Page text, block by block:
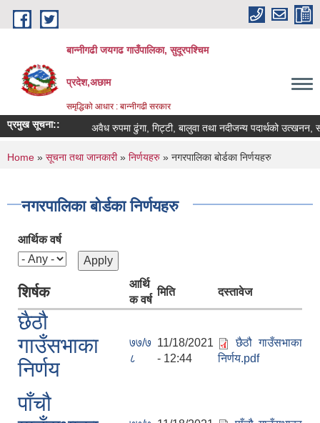
Skip to main content
बान्नीगढी जयगढ गाउँपालिका, सुदूरपश्चिम
प्रदेश,अछाम
समृद्धिको आधार : बान्नीगढी सरकार
प्रमुख सूचना:: अवैध रुपमा ढुंगा, गिट्टी, बालुवा तथा नदीजन्य पदार्थको
You are here
Home » सूचना तथा जानकारी» निर्णयहरु » नगरपालिका बोर्डका निर्णयहरु
नगरपालिका बोर्डका निर्णयहरु
आर्थिक वर्ष
शिर्षक
आर्थि
क वर्ष
मिति दस्तावेज
छैठौ
गाउँसभाका
निर्णय
७७/७
८
11/18/2021
- 12:44
छैठौ गाउँसभाका
निर्णय.pdf
पाँचौ